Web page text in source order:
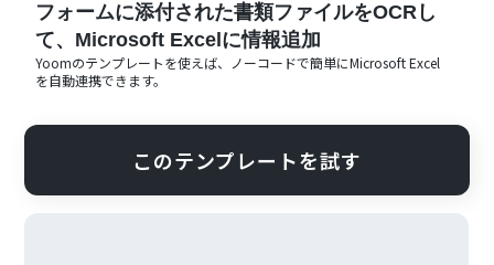
フォームに添付された書類ファイルをOCRし
て、Microsoft Excelに情報追加
Yoomのテンプレートを使えば、ノーコードで簡単にMicrosoft Excel
を自動連携できます。
このテンプレートを試す